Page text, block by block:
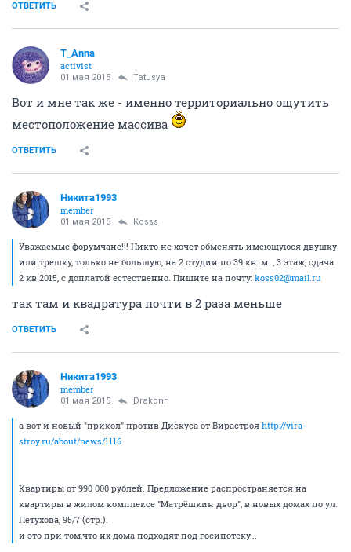
ОТВЕТИТЬ
T_Anna
activist
01 мая 2015 Tatusya
Вот и мне так же - именно территориально ощутить
местоположение массива
ОТВЕТИТЬ
Никита1993
member
01 мая 2015 Kosss
Уважаемые форумчане!!! Никто не хочет обменять имеющуюся двушку
или трешку, только не большую, на 2 студии по 39 кв. м. , 3 этаж, сдача
2 кв 2015, с доплатой естественно. Пишите на почту: koss02@mail.ru
так там и квадратура почти в 2 раза меньше
ОТВЕТИТЬ
Никита1993
member
01 мая 2015 Drakonn
а вот и новый "прикол" против Дискуса от Вирастроя http://vira-
stroy.ru/about/news/1116
Квартиры от 990 000 рублей. Предложение распространяется на
квартиры в жилом комплексе "Матрёшкин двор", в новых домах по ул.
Петухова, 95/7 (стр.).
и это при том,что их дома подходят под госипотеку...